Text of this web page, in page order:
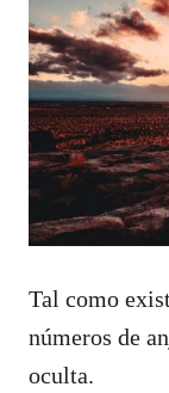
Tal como
números de
oculta.